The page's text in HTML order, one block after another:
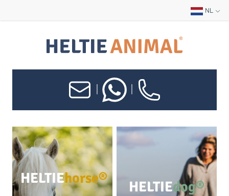
NL
HELTIEhorse® HELTIEdog®